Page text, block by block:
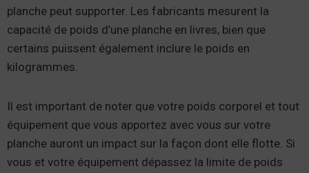
planche peut supporter. Les fabricants mesurent la
capacité de poids d’une planche en livres, bien que
certains puissent également inclure le poids en
kilogrammes.
Il est important de noter que votre poids corporel et tout
équipement que vous apportez avec vous sur votre
planche auront un impact sur la façon dont elle flotte. Si
vous et votre équipement dépassez la limite de poids